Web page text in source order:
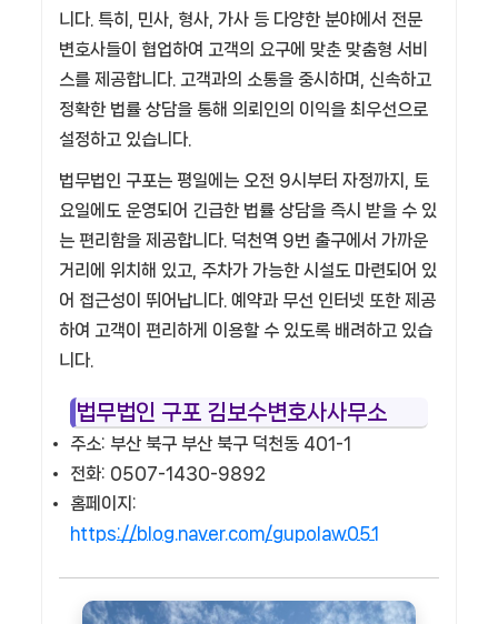
니다. 특히, 민사, 형사, 가사 등 다양한 분야에서 전문
변호사들이 협업하여 고객의 요구에 맞춘 맞춤형 서비
스를 제공합니다. 고객과의 소통을 중시하며, 신속하고
정확한 법률 상담을 통해 의뢰인의 이익을 최우선으로
설정하고 있습니다.
법무법인 구포는 평일에는 오전 9시부터 자정까지, 토
요일에도 운영되어 긴급한 법률 상담을 즉시 받을 수 있
는 편리함을 제공합니다. 덕천역 9번 출구에서 가까운
거리에 위치해 있고, 주차가 가능한 시설도 마련되어 있
어 접근성이 뛰어납니다. 예약과 무선 인터넷 또한 제공
하여 고객이 편리하게 이용할 수 있도록 배려하고 있습
니다.
법무법인 구포 김보수변호사사무소
주소: 부산 북구 부산 북구 덕천동 401-1
전화: 0507-1430-9892
홈페이지:
https://blog.naver.com/gupolaw051